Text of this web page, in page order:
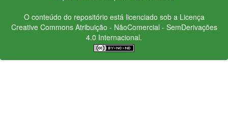
O conteúdo do repositório está licenciado sob a Licença
Creative CommonsAtribuição - NãoComercial - SemDerivações
4.0 Internacional.